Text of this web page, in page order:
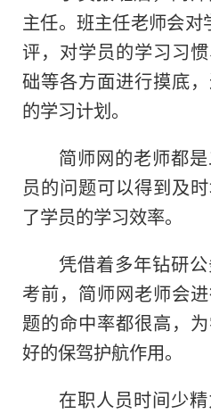
主任。班主任老师会对
评，对学员的学习习
础等各方面进行摸底
的学习计划。
简师网的老师都
员的问题可以得到及
了学员的学习效率。
凭借着多年钻研
考前，简师网老师会
题的命中率都很高，
好的保驾护航作用。
在职人员时间少